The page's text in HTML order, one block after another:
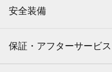
安全装備
保証・アフターサービス